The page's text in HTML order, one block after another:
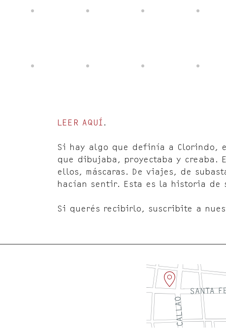
LEER AQUÍ .
Si hay algo que definía a Clorindo,
que dibujaba, proyectaba y creaba.
ellos, máscaras. De viajes, de
hacían sentir. Esta es la historia de
Si querés recibirlo, suscribite a